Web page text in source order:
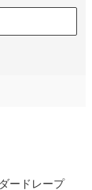
ードレープ